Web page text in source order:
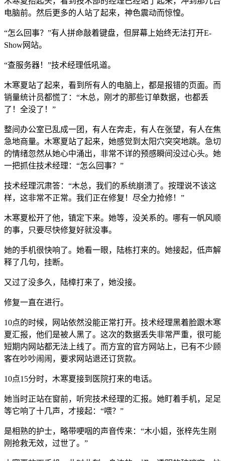
电脑前。然后更多的人站了起来，神色震动而惊惶。
“怎么回事？”有人拼命敲着键盘，但屏幕上始终无法打开E-
Show网站。
“查服务器！”技术经理低吼道。
木寒夏站了起来，看到所有人的电脑上，都是报错的页面。而
销量统计员都慌了：“木总，刚才的那些订单数据，也都丢
了！全没了！”
整间办公室已乱成一团，有人在奔走，有人在张望，有人在焦
急地商量。木寒夏站了起来，她感觉到太阳穴突突地跳。急切
的情绪忽然从她心中涌出，非常不详的预感瞬间没过心头。她
一把抓住技术经理：“怎么回事？”
技术经理沉肃答：“木总，我们的系统崩溃了。按理说不该这
样，这非常不正常。我们正在修复！尽全力抢修！”
木寒夏松开了他，镇定下来。她等，没关系的。哪有一帆风顺
的事，只要尽快修复好就没事。
她的手机很快响了。她看一眼，陆栋打来的。她接起，低声解
释了几句，挂断。
又过了没多久，陆樟打来了，她没接。
修复一直在进行。
10点的时候，网站依然没能正常打开。技术经理黑着脸跟木寒
夏汇报，他们是被人黑了。这次的数据丢失非常严重，很可能
短期内网站都无法上线了。而方宜的官方网站上，已有不少顾
客在吵吵闹闹，要求网站退还订货款。
10点15分时，木寒夏接到医院打来的电话。
她当时正站在窗前，听完技术经理的汇报。她盯着手机，足足
等它响了十几声，才接起：“喂？”
是相熟的护士，略带哽咽的声音传来：“木小姐，张梓先生刚
刚抢救无效，过世了。”